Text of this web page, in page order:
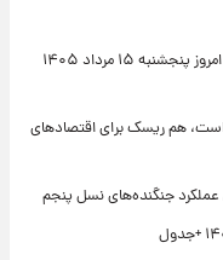
تغییر تند قیمت محصولات ایران‌خودرو و سایپا امروز پنجشنبه ۱۵ مرداد ۱۴۰۵
هم ریسک برای اقتصادهای